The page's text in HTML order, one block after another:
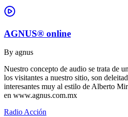
AGNUS® online
By agnus
Nuestro concepto de audio se trata de
los visitantes a nuestro sitio, son
interesantes muy al estilo de Alberto
en www.agnus.com.mx
Radio Acción